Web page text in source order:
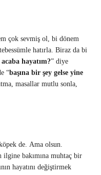
çok sevmiş ol, bi dönem
hatırla. Biraz da bi
hayatım?” diye
“başına bir şey gelse yine
masallar mutlu sonla,
de. Ama olsun.
ilgine bakımına muhtaç bir
hayatını değiştirmek